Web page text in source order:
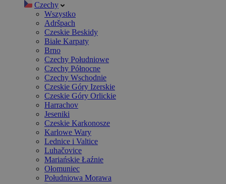
Czechy
Wszystko
Adršpach
Czeskie Beskidy
Białe Karpaty
Brno
Czechy Południowe
Czechy Północne
Czechy Wschodnie
Czeskie Góry Izerskie
Czeskie Góry Orlickie
Harrachov
Jeseniki
Czeskie Karkonosze
Karlowe Wary
Lednice i Valtice
Luhačovice
Mariańskie Łaźnie
Ołomuniec
Południowa Morawa